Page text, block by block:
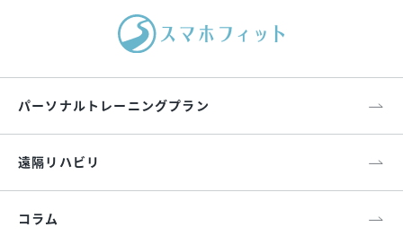
パーソナルトレーニングプラン
遠隔リハビリ
コラム